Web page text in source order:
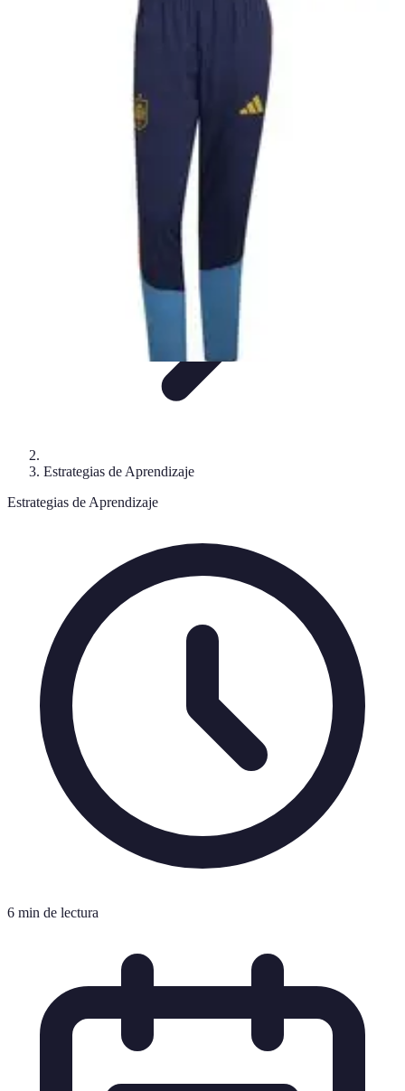
Recursos de Aprendizaje
Cursos y Recursos
Clases en Español
Estrategias de Aprendizaje
Estrategias de Aprendizaje
6 min de lectura